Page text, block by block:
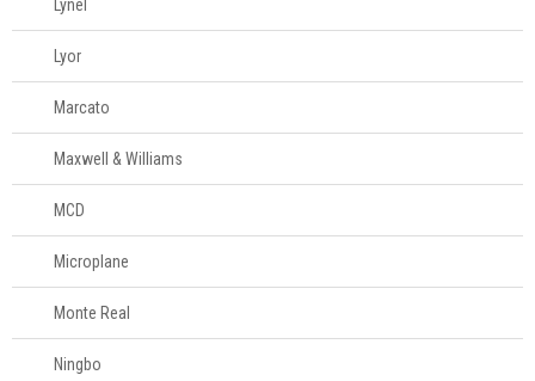
Lynel
Lyor
Marcato
Maxwell & Williams
MCD
Microplane
Monte Real
Ningbo